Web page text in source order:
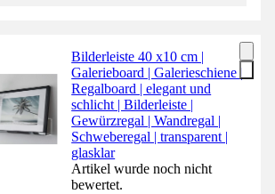
Bilderleiste 40 x10 cm |
Galerieboard | Galerieschiene |
Regalboard | elegant und
schlicht | Bilderleiste |
Gewürzregal | Wandregal |
Schweberegal | transparent |
glasklar
Artikel wurde noch nicht
bewertet.